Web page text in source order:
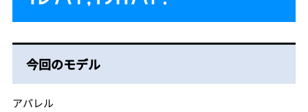
今回のモデル
アパレル